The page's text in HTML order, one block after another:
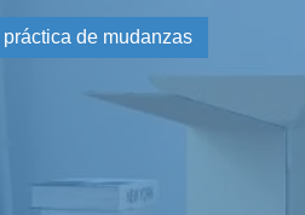
de mudanzas